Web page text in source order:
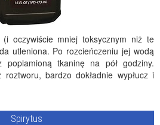
(i oczywiście mniej toksycznym niż te
utleniona. Po rozcieńczeniu jej wodą
tkaninę na pół godziny.
bardzo dokładnie wypłucz i
Spirytus